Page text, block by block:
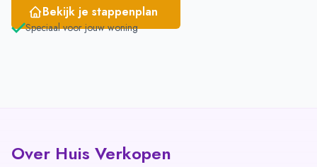
Bekijk je stappenplan
Speciaal voor jouw woning
Over Huis Verkopen